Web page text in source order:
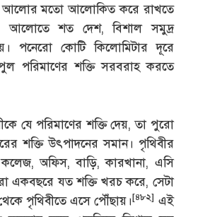
আলোর মতো আলোকিত করে রাখতে
আলোতে শত দেশ, বিশাল সমুদ্র
পনেরো কোটি কিলোমিটার দূরে
পরিমাণের শক্তি সরবরাহ করতে
যে পরিমাণের শক্তি দেয়, তা পুরো
শক্তি উৎপাদনের সমান। পৃথিবীর
অফিস, বাড়ি, কারখানা, এসি
একবছরে যত শক্তি খরচ করে, সেটা
পৃথিবীতে এসে পৌঁছায়।[৪৮২] এই